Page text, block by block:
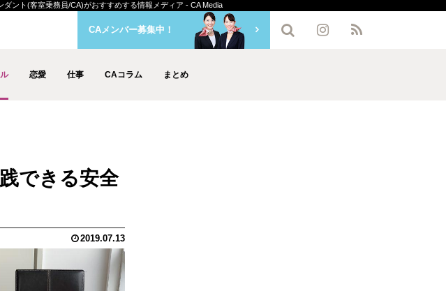
ント(客室乗務員/CA)がおすすめする情報メディア - CA Media
恋愛 仕事 CAコラム まとめ
CAメンバー募集中！
できる安全
2019.07.13